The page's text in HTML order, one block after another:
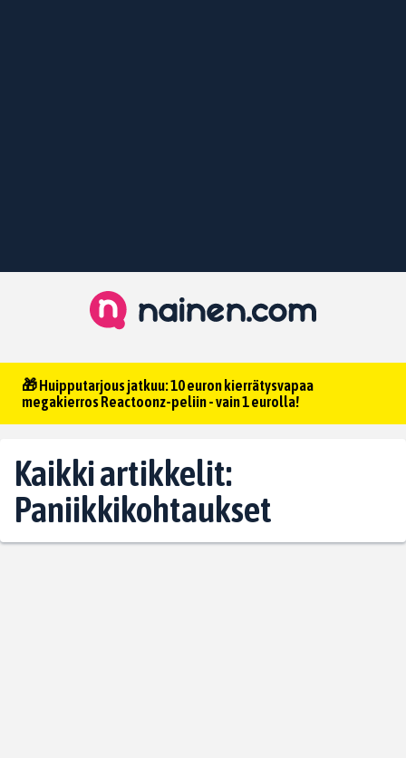
🎁 Huipputarjous jatkuu: 10 euron kierrätysvapaa
megakierros Reactoonz-peliin - vain 1 eurolla!
Kaikki artikkelit:
Paniikkikohtaukset